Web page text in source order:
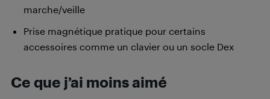
marche/veille
Prise magnétique pratique pour certains
accessoires comme un clavier ou un socle Dex
Ce que j’ai moins aimé